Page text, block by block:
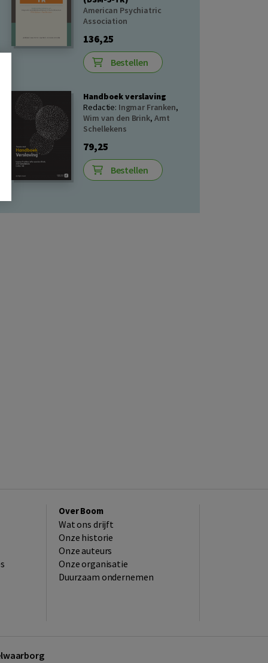
American Psychiatric
Association
136,25
Bestellen
Handboek verslaving
Redactie: Ingmar Franken,
Wim van den Brink, Arnt
Schellekens
79,25
Bestellen
Over Boom
Wat ons drijft
Onze historie
Onze auteurs
Onze organisatie
Duurzaam ondernemen